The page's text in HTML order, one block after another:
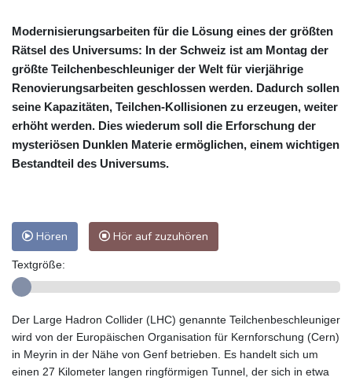
Modernisierungsarbeiten für die Lösung eines der größten
Rätsel des Universums: In der Schweiz ist am Montag der
größte Teilchenbeschleuniger der Welt für vierjährige
Renovierungsarbeiten geschlossen werden. Dadurch sollen
seine Kapazitäten, Teilchen-Kollisionen zu erzeugen, weiter
erhöht werden. Dies wiederum soll die Erforschung der
mysteriösen Dunklen Materie ermöglichen, einem wichtigen
Bestandteil des Universums.
Hören Hör auf zuzuhören
Textgröße:
Der Large Hadron Collider (LHC) genannte Teilchenbeschleuniger
wird von der Europäischen Organisation für Kernforschung (Cern)
in Meyrin in der Nähe von Genf betrieben. Es handelt sich um
einen 27 Kilometer langen ringförmigen Tunnel, der sich in etwa